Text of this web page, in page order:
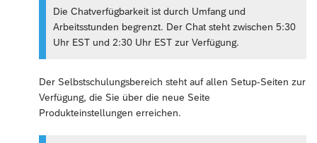
Die Chatverfügbarkeit ist durch Umfang und
Arbeitsstunden begrenzt. Der Chat steht zwischen 5:30
Uhr EST und 2:30 Uhr EST zur Verfügung.
Der Selbstschulungsbereich steht auf allen Setup-Seiten zur
Verfügung, die Sie über die neue Seite
Produkteinstellungen erreichen.